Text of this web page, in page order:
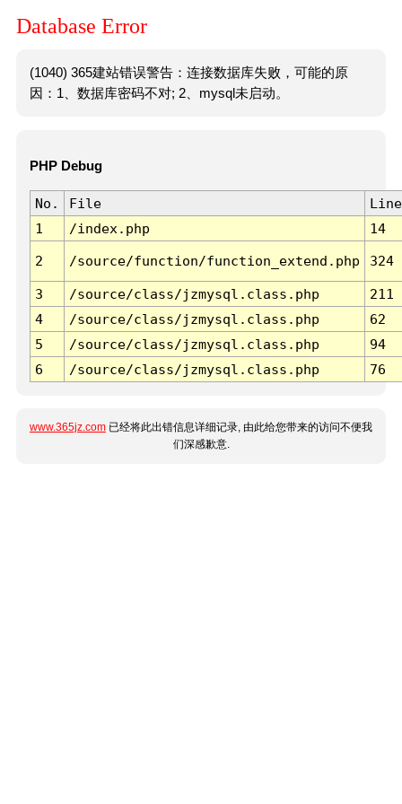
Database Error
(1040) 365建站错误警告：连接数据库失败，可能的原
因：1、数据库密码不对; 2、mysql未启动。
PHP Debug
No. File
Line
1
/index.php 14
2 /source/function/function_extend.php 324
3 /source/class/jzmysql.class.php
211
4
/source/class/jzmysql.class.php
62
5
/source/class/jzmysql.class.php
94
6
/source/class/jzmysql.class.php 76
www.365jz.com 已经将此出错信息详细记录, 由此给您带来的访问不便我
们深感歉意.